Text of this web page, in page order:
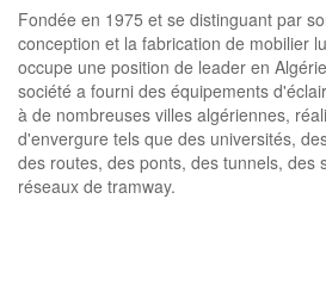
Fondée en 1975 et se distinguant par
conception et la fabrication de mobilier
occupe une position de leader en
société a fourni des équipements
à de nombreuses villes algériennes,
d'envergure tels que des universités,
des routes, des ponts, des tunnels, des
réseaux de tramway.